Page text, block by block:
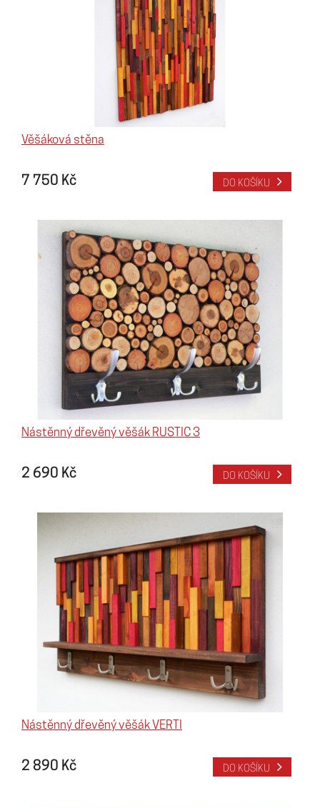
Věšáková stěna
7 750 Kč DO KOŠÍKU
Nástěnný dřevěný věšák RUSTIC 3
2 690 Kč DO KOŠÍKU
Nástěnný dřevěný věšák VERTI
2 890 Kč DO KOŠÍKU